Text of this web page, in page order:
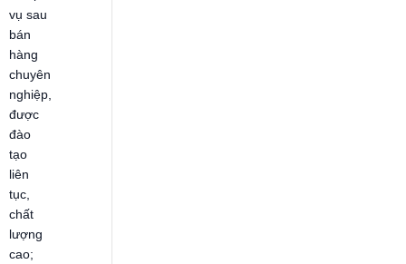
vụ sau
bán
hàng
chuyên
nghiệp,
được
đào
tạo
liên
tục,
chất
lượng
cao;